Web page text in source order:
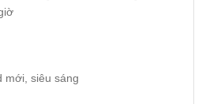
mới, siêu sáng